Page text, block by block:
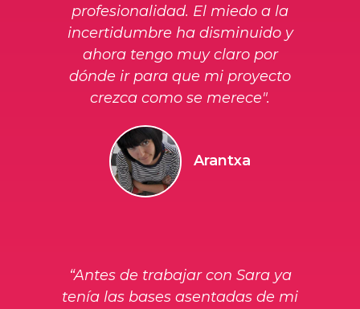
profesionalidad. El miedo a la
incertidumbre ha disminuido y
ahora tengo muy claro por
dónde ir para que mi proyecto
crezca como se merece".
Arantxa
“Antes de trabajar con Sara ya
tenía las bases asentadas de mi